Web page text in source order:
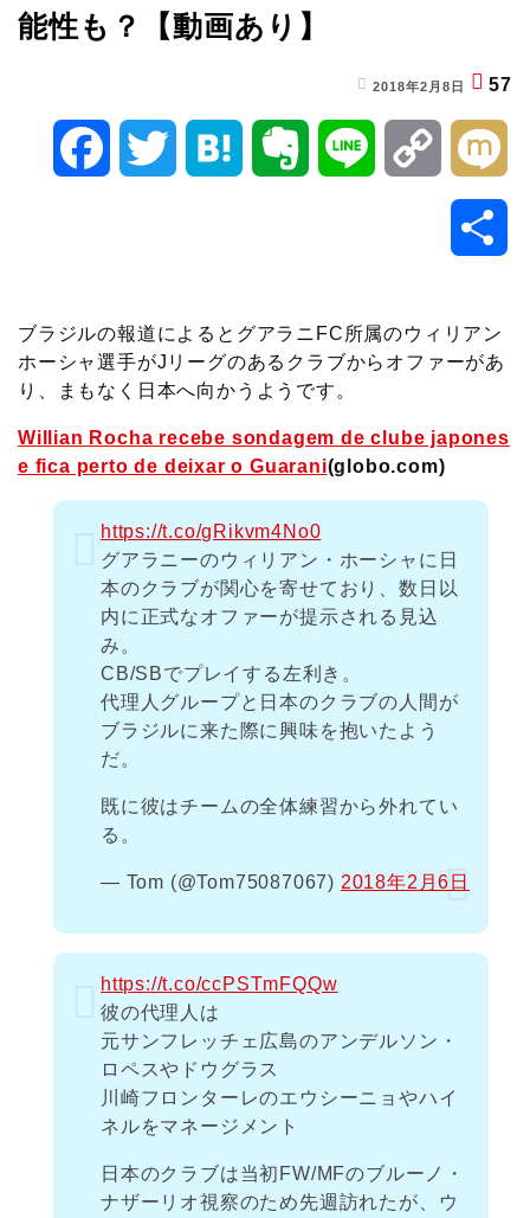
能性も？【動画あり】
2018年2月8日 57
b
o
k
t
e
n
a
n
o
e
o
i
ブラジルの報道によるとグアラニFC所属のウィリアン
ホーシャ選手がJリーグのあるクラブからオファーがあ
り、まもなく日本へ向かうようです。
Willian Rocha recebe sondagem de clube japones
e fica perto de deixar o Guarani(globo.com)
https://t.co/gRikvm4No0
グアラニーのウィリアン・ホーシャに日
本のクラブが関心を寄せており、数日以
内に正式なオファーが提示される見込
み。
CB/SBでプレイする左利き。
代理人グループと日本のクラブの人間が
ブラジルに来た際に興味を抱いたよう
だ。
既に彼はチームの全体練習から外れてい
る。
— Tom (@Tom75087067) 2018年2月6日
https://t.co/ccPSTmFQQw
彼の代理人は
元サンフレッチェ広島のアンデルソン・
ロペスやドウグラス
川崎フロンターレのエウシーニョやハイ
ネルをマネージメント
日本のクラブは当初FW/MFのブルーノ・
ナザーリオ視察のため先週訪れたが、ウ